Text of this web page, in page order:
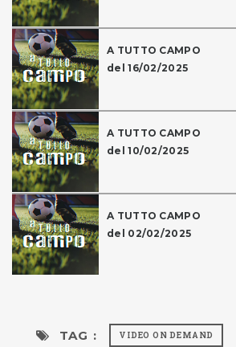
A TUTTO CAMPO
del 16/02/2025
A TUTTO CAMPO
del 10/02/2025
A TUTTO CAMPO
del 02/02/2025
TAG : VIDEO ON DEMAND